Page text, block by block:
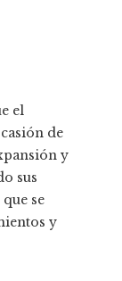
el
de
y
sus
se
y